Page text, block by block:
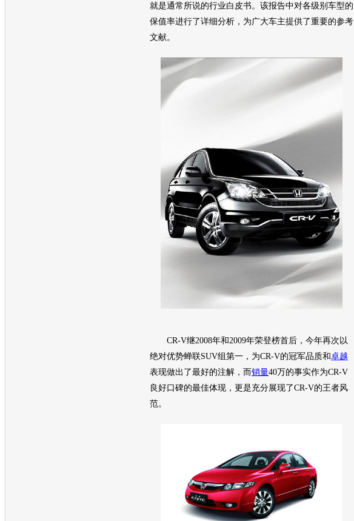
就是通常所说的行业白皮书。该报告中对各级别车型的
保值率进行了详细分析，为广大车主提供了重要的参考
文献。
CR-V继2008年和2009年荣登榜首后，今年再次以
绝对优势蝉联SUV组第一，为CR-V的冠军品质和卓越
表现做出了最好的注解，而销量40万的事实作为CR-V
良好口碑的最佳体现，更是充分展现了CR-V的王者风
范。